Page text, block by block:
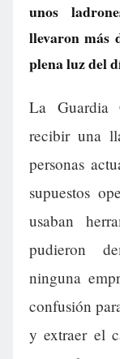
unos
llevaron más
plena luz del
La Guardia
recibir una
personas
supuestos
usaban
pudieron
ninguna
confusión
y extraer el